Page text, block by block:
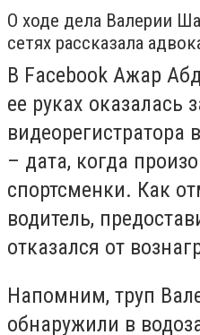
О ходе дела Валерии
сетях рассказала
В Facebook Ажар
ее руках оказалась
видеорегистратора
– дата, когда
спортсменки. Как
водитель,
отказался от
Напомним, труп
обнаружили в